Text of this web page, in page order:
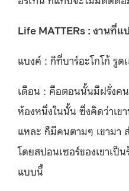
Life MATTERs : งานที่
แบงค์ : ก็ที่บาร์อะโกโก้ รู
เดือน : คือตอนนั้นมีฝรั่งคน
ห้องหนึ่งในนั้น ซึ่งคิดว่าเข
แหละ ก็มีคนตามๆ เขามา
โดยสปอนเซอร์ของเขาเป็
แบบนี้